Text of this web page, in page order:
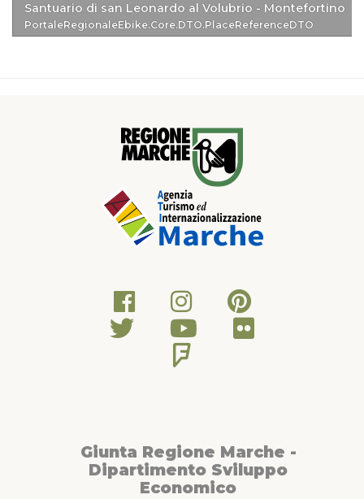
Santuario di san Leonardo al Volubrio - Montefortino
PortaleRegionaleEbike.Core.DTO.PlaceReferenceDTO
Giunta Regione Marche -
Dipartimento Sviluppo
Economico